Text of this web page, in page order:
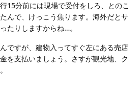
15分前には現場で受付をしろ、とのこ
んで、けっこう焦ります。海外だとサ
たりしますからね…。
ですが、建物入ってすぐ左にある売店
を支払いましょう。さすが観光地、ク